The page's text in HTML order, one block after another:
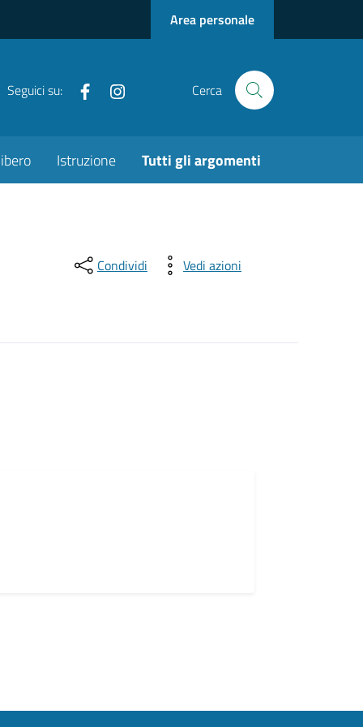
Area personale
Seguici su: FacebookInstagramCerca
Istruzione Tutti gli argomenti
Condividi Vedi azioni